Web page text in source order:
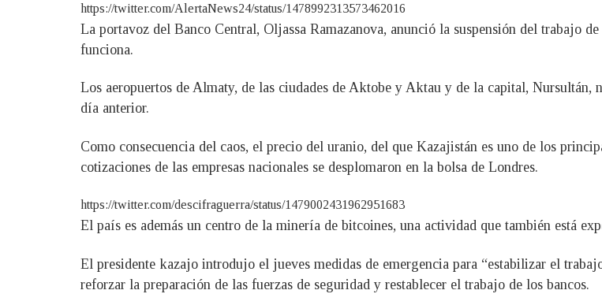
https://twitter.com/AlertaNews24/status/1478992313573462016
La portavoz del Banco Central, Oljassa Ramazanova, anunció la suspensión del trabajo
funciona.
Los aeropuertos de Almaty, de las ciudades de Aktobe y Aktau y de la capital, Nursultán,
día anterior.
Como consecuencia del caos, el precio del uranio, del que Kazajistán es uno de los
cotizaciones de las empresas nacionales se desplomaron en la bolsa de Londres.
https://twitter.com/descifraguerra/status/1479002431962951683
El país es además un centro de la minería de bitcoines, una actividad que también está
El presidente kazajo introdujo el jueves medidas de emergencia para “estabilizar el
reforzar la preparación de las fuerzas de seguridad y restablecer el trabajo de los bancos.